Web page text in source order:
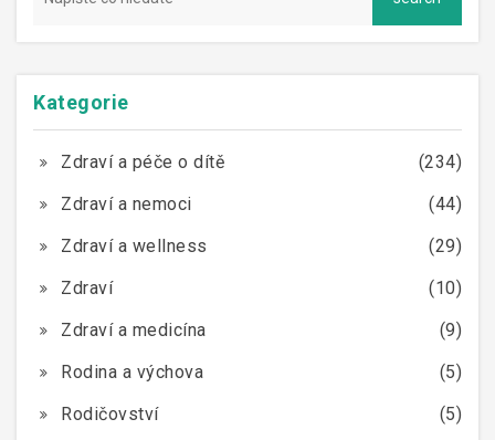
Kategorie
Zdraví a péče o dítě
(234)
Zdraví a nemoci
(44)
Zdraví a wellness
(29)
Zdraví
(10)
Zdraví a medicína
(9)
Rodina a výchova
(5)
Rodičovství
(5)